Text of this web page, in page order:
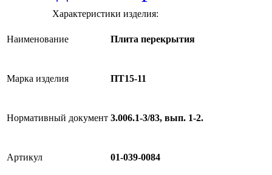
Характеристики изделия:
Наименование Плита перекрытия
Марка изделия ПТ15-11
Нормативный документ 3.006.1-3/83, вып. 1-2.
Артикул 01-039-0084